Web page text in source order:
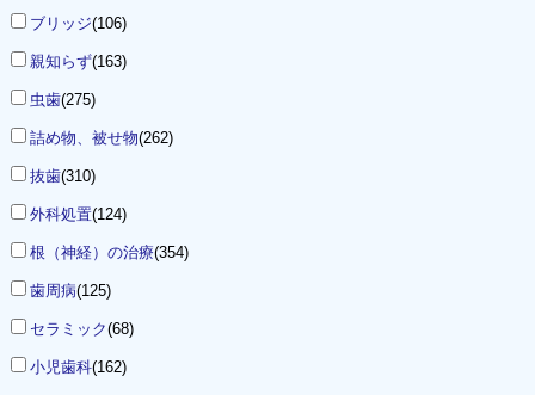
ブリッジ(106)
親知らず(163)
虫歯(275)
詰め物、被せ物(262)
抜歯(310)
外科処置(124)
根（神経）の治療(354)
歯周病(125)
セラミック(68)
小児歯科(162)